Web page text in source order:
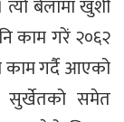
त्यो बेलामा खुशी
काम गरें २०६२
गर्दै आएको
सुर्खेतको समेत